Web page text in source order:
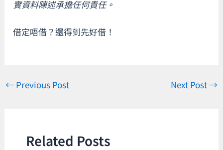
實資料陳述承擔任何責任。
借定唔借？還得到先好借！
← Previous Post Next Post→
Related Posts